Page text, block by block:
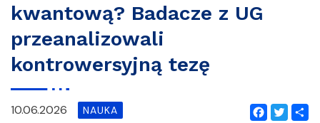
kwantową? Badacze z UG
przeanalizowali
kontrowersyjną tezę
10.06.2026 NAUKA